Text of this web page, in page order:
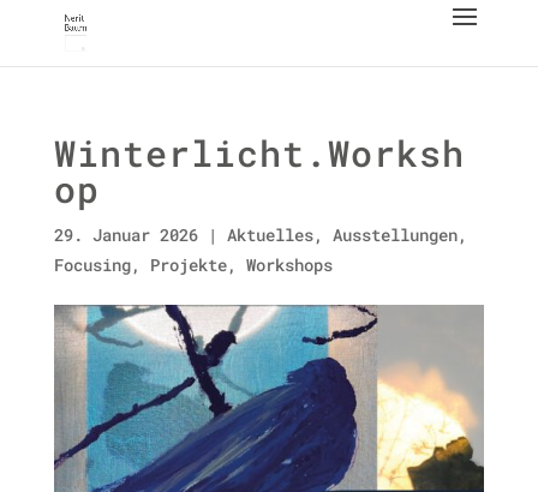
Winterlicht.Worksh
op
29. Januar 2026| Aktuelles, Ausstellungen,
Focusing, Projekte, Workshops